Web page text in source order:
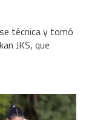
técnica y tomó
JKS, que